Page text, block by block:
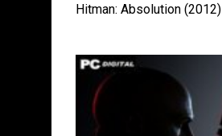
Hitman: Absolution (2012)